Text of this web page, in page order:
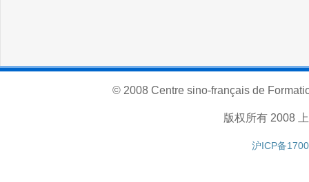
© 2008 Centre sino-français de
版权所有 2008
沪ICP备